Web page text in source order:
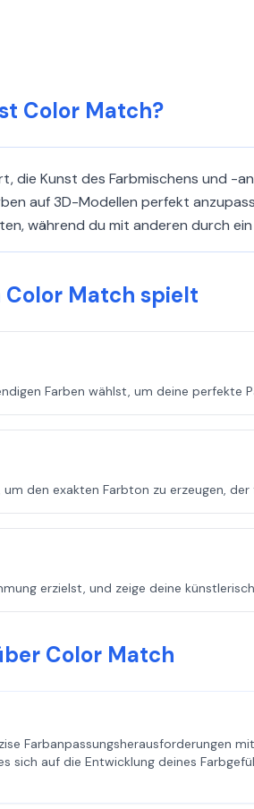
Color Match?
die Kunst des Farbmischens und -
auf 3D-Modellen perfekt
während du mit anderen durch
Color Match spielt
Farben wählst, um deine perfekte
den exakten Farbton zu erzeugen,
erzielst, und zeige deine
Color Match
Farbanpassungsherausforderungen
auf die Entwicklung deines